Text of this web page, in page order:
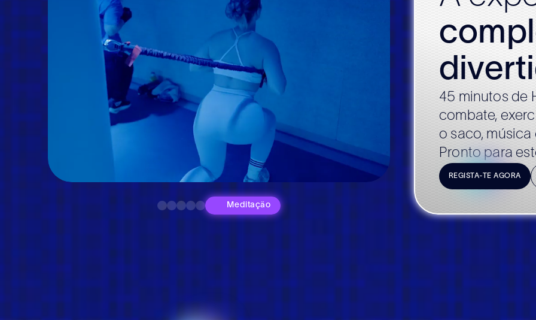
45 minutos de
combate,
o saco, música
Pronto para
REGISTA-TE AGORA
Boxing Kickboxing Muay Thai
Speed & Power
ForçaMeditação